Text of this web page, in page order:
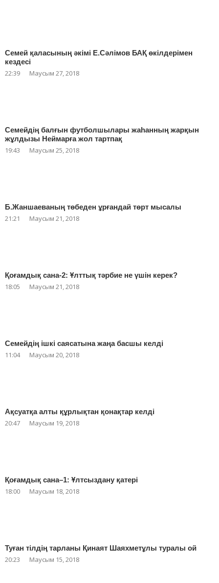
Семей қаласының әкімі Е.Сәлімов БАҚ өкілдерімен
кездесі
22:39 Маусым 27, 2018
Семейдің балғын футболшылары жаһанның жарқын
жұлдызы Неймарға жол тартпақ
19:43 Маусым 25, 2018
Б.Жаншаеваның төбеден ұрғандай төрт мысалы
21:21 Маусым 21, 2018
Қоғамдық сана-2: Ұлттық тәрбие не үшін керек?
18:05 Маусым 21, 2018
Семейдің ішкі саясатына жаңа басшы келді
11:04 Маусым 20, 2018
Ақсуатқа алты құрлықтан қонақтар келді
20:47 Маусым 19, 2018
Қоғамдық сана–1: Ұлтсыздану қатері
18:00 Маусым 18, 2018
Туған тілдің тарланы Қинаят Шаяхметұлы туралы ой
20:23 Маусым 15, 2018